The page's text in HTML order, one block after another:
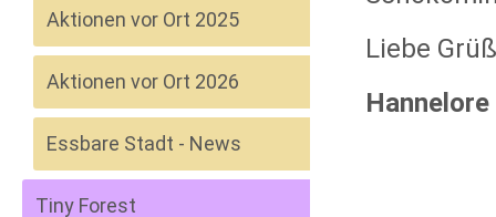
Liebe
Hannelore
Aktionen vor Ort 2025
Aktionen vor Ort 2026
Essbare Stadt - News
Tiny Forest